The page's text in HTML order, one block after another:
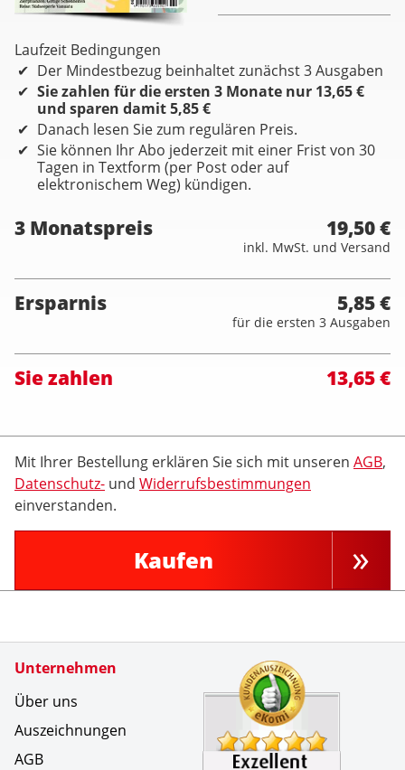
Laufzeit Bedingungen
Der Mindestbezug beinhaltet zunächst 3 Ausgaben
Sie zahlen für die ersten 3 Monate nur 13,65 €
und sparen damit 5,85 €
Danach lesen Sie zum regulären Preis.
Sie können Ihr Abo jederzeit mit einer Frist von 30
Tagen in Textform (per Post oder auf
elektronischem Weg) kündigen.
3 Monatspreis 19,50 €
inkl. MwSt. und Versand
Ersparnis 5,85 €
für die ersten 3 Ausgaben
Sie zahlen 13,65 €
Mit Ihrer Bestellung erklären Sie sich mit unseren AGB,
Datenschutz- und Widerrufsbestimmungen
einverstanden.
Kaufen
Unternehmen
Über uns
Auszeichnungen
AGB
Zertifikate